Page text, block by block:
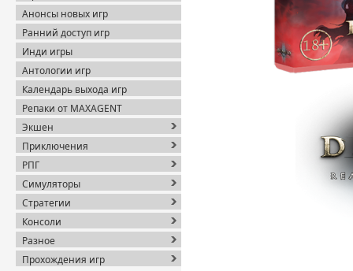
Анонсы новых игр
Ранний доступ игр
Инди игры
Антологии игр
Календарь выхода игр
Репаки от MAXAGENT
Экшен
Приключения
РПГ
Симуляторы
Стратегии
Консоли
Разное
Прохождения игр